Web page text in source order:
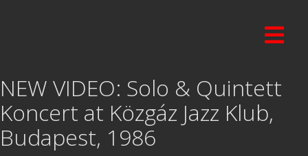
NEW VIDEO: Solo & Quintett
Koncert at Közgáz Jazz Klub,
Budapest, 1986